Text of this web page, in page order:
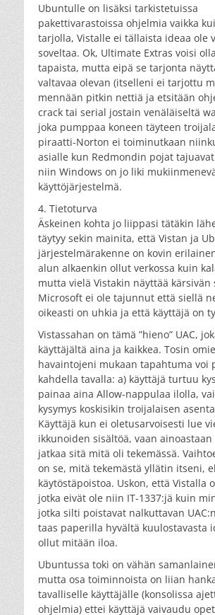
Ubuntulle on lisäksi tarkistetuissa
pakettivarastoissa ohjelmia vaikka
tarjolla, Vistalle ei tällaista ideaa ole
soveltaa. Ok, Ultimate Extras voisi
tapaista, mutta eipä se tarjonta
valtavaa olevan (itselleni ei tarjottu
mennään pitkin nettiä ja etsitään
crack tai serial jostain venäläiseltä
joka pumppaa koneen täyteen
piraatti-Norton ei toiminutkaan
asialle kun Redmondin pojat
niin Windows on jo liki
käyttöjärjestelmä.
4. Tietoturva
Äskeinen kohta jo liippasi tätäkin
täytyy sekin mainita, että Vistan ja
järjestelmärakenne on kovin
alun alkaenkin ollut verkossa kuin
mutta vielä Vistakin näyttää kärsivän
Microsoft ei ole tajunnut että siellä
oikeasti on uhkia ja että käyttäjä on
Vistassahan on tämä ”hieno” UAC,
käyttäjältä aina ja kaikkea. Tosin
havaintojeni mukaan tapahtuma voi
kahdella tavalla: a) käyttäjä turtuu
painaa aina Allow-nappulaa ilolla,
kysymys koskisikin troijalaisen
Käyttäjä kun ei oletusarvoisesti lue
ikkunoiden sisältöä, vaan ainoastaan
jatkaa sitä mitä oli tekemässä.
on se, mitä tekemästä yllätin itseni,
käytöstäpoistoa. Uskon, että Vistalla
jotka eivät ole niin IT-1337:jä kuin
jotka silti poistavat nalkuttavan
taas paperilla hyvältä kuulostavasta
ollut mitään iloa.
Ubuntussa toki on vähän
mutta osa toiminnoista on liian
tavalliselle käyttäjälle (konsolissa
ohjelmia) ettei käyttäjä vaivaudu